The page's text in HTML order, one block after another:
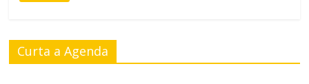
Curta a Agenda